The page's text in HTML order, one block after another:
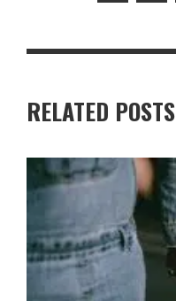
RELATED POSTS